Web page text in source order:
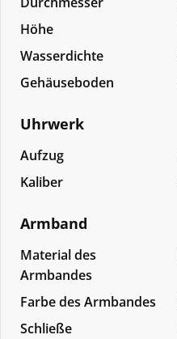
Höhe
Wasserdichte
Gehäuseboden
Uhrwerk
Aufzug
Kaliber
Armband
Material des
Armbandes
Farbe des Armbandes
Schließe